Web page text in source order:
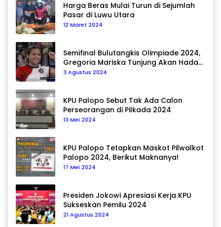
Harga Beras Mulai Turun di Sejumlah
Pasar di Luwu Utara
12 Maret 2024
Semifinal Bulutangkis Olimpiade 2024,
Gregoria Mariska Tunjung Akan Hadapi
Pemain Asal Korea Selatan
3 Agustus 2024
KPU Palopo Sebut Tak Ada Calon
Perseorangan di Pilkada 2024
13 Mei 2024
KPU Palopo Tetapkan Maskot Pilwalkot
Palopo 2024, Berikut Maknanya!
17 Mei 2024
Presiden Jokowi Apresiasi Kerja KPU
Sukseskan Pemilu 2024
21 Agustus 2024